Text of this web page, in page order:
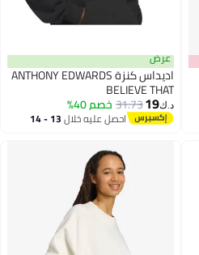
عرض
اديداس كنزة ANTHONY EDWARDS
BELIEVE THAT
د.ك‏19
31.73خصم 40%
احصل عليه خلال 13 - 14